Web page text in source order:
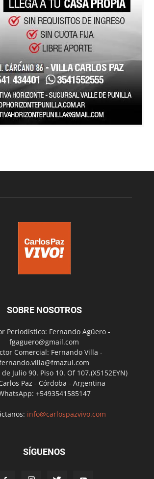
SOBRE NOSOTROS
Periodístico: Fernando Agüero -
fgaguero@gmail.com
Comercial: Fernando Villa -
Julio 90. Piso 10. Of 107.(X5152EYN)
Paz - Córdoba - Argentina
+5493541585147
info@carlospazvivo.com
SÍGUENOS